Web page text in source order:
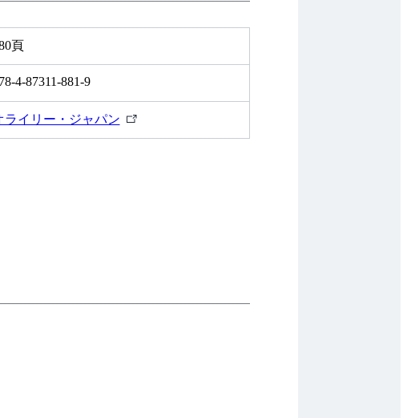
頁
4-87311-881-9
ライリー・ジャパン
外
部